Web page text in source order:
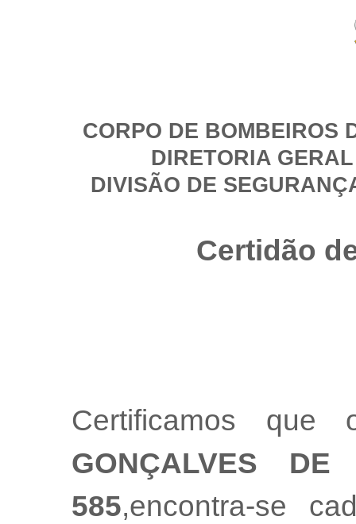
CORPO DE BOMBEIROS
DIRETORIA
DIVISÃO DE
Certidão
Certificamos
GONÇALVES DE
585,encontra-se